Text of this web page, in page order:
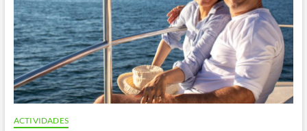
ACTIVIDADES